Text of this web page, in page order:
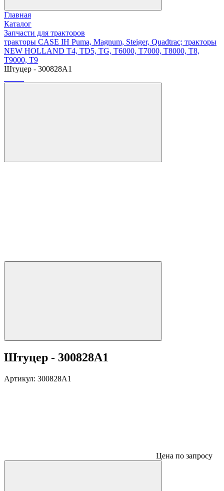
Главная
Каталог
Запчасти для тракторов
тракторы CASE IH Puma, Magnum, Steiger, Quadtrac; тракторы
NEW HOLLAND T4, TD5, TG, T6000, T7000, T8000, T8,
T9000, T9
Штуцер - 300828A1
Штуцер - 300828A1
Артикул: 300828A1
Цена по запросу